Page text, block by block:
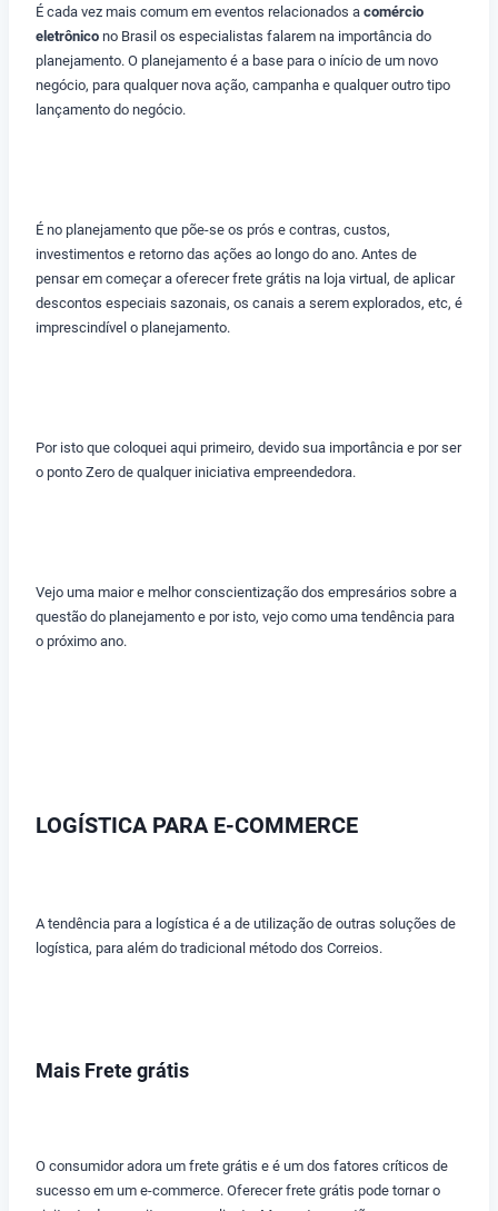
É cada vez mais comum em eventos relacionados a comércio
eletrônico no Brasil os especialistas falarem na importância do
planejamento. O planejamento é a base para o início de um novo
negócio, para qualquer nova ação, campanha e qualquer outro tipo
lançamento do negócio.
É no planejamento que põe-se os prós e contras, custos,
investimentos e retorno das ações ao longo do ano. Antes de
pensar em começar a oferecer frete grátis na loja virtual, de aplicar
descontos especiais sazonais, os canais a serem explorados, etc, é
imprescindível o planejamento.
Por isto que coloquei aqui primeiro, devido sua importância e por ser
o ponto Zero de qualquer iniciativa empreendedora.
Vejo uma maior e melhor conscientização dos empresários sobre a
questão do planejamento e por isto, vejo como uma tendência para
o próximo ano.
LOGÍSTICA PARA E-COMMERCE
A tendência para a logística é a de utilização de outras soluções de
logística, para além do tradicional método dos Correios.
Mais Frete grátis
O consumidor adora um frete grátis e é um dos fatores críticos de
sucesso em um e-commerce. Oferecer frete grátis pode tornar o